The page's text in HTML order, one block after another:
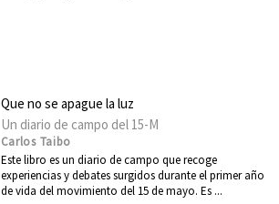
Que no se apague la luz
Un diario de campo del 15-M
Carlos Taibo
Este libro es un diario de campo que recoge
experiencias y debates surgidos durante el primer año
de vida del movimiento del 15 de mayo. Es ...